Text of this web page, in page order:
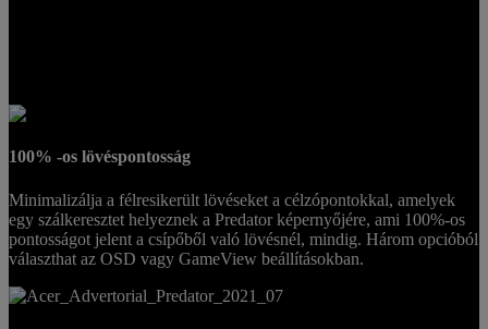
100% -os lövéspontosság
Minimalizálja a félresikerült lövéseket a célzópontokkal, amelyek
egy szálkeresztet helyeznek a Predator képernyőjére, ami 100%-os
pontosságot jelent a csípőből való lövésnél, mindig. Három opcióból
választhat az OSD vagy GameView beállításokban.